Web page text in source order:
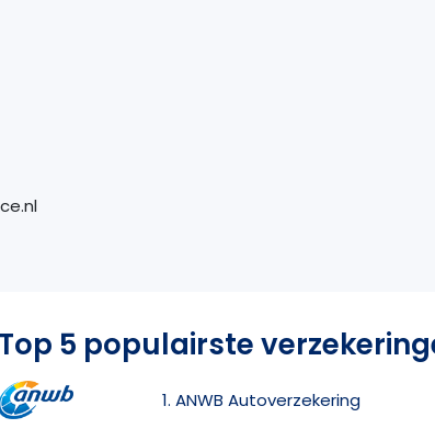
Top 5 populairste
1. ANWB Autoverzekering